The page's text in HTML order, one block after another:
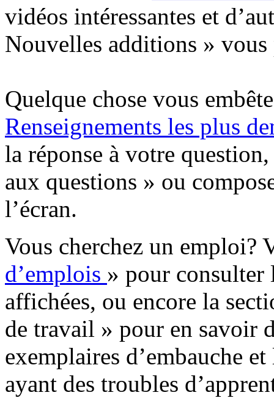
vidéos intéressantes et
Nouvelles additions »
Quelque chose vous
Renseignements les plus
la réponse à votre
aux questions » ou
l’écran.
Vous cherchez un emploi?
d’emplois » pour consulter
affichées, ou encore la
de travail » pour en savoir
exemplaires d’embauche
ayant des troubles